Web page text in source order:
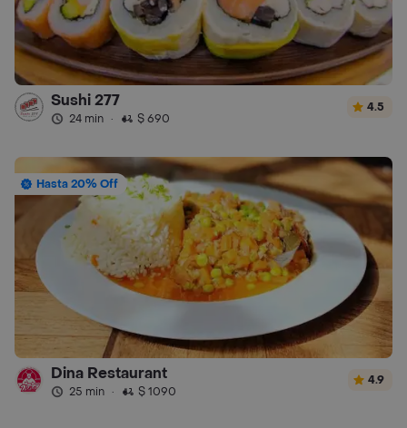
Sushi 277
24 min · $ 690
4.5
Hasta 20% Off
Dina Restaurant
25 min · $ 1090
4.9